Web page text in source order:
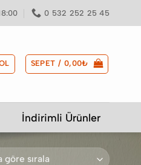
0 532 252 25 45
SEPET / 0,00₺
İndirimli Ürünler